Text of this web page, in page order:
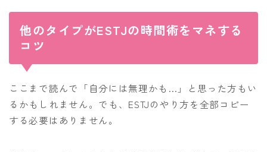
他のタイプがESTJの時間術をマネする
コツ
ここまで読んで「自分には無理かも…」と思った方もい
るかもしれません。でも、ESTJのやり方を全部コピー
する必要はありません。